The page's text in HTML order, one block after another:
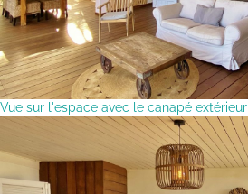
Vue sur l'espace avec le canapé extérieur